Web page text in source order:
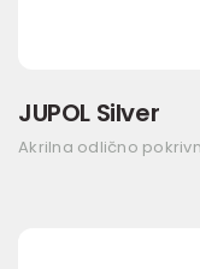
JUPOL Silver
Akrilna odlično